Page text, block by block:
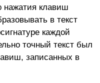
нажатия клавиш
в текст
каждой
точный текст был
записанных в